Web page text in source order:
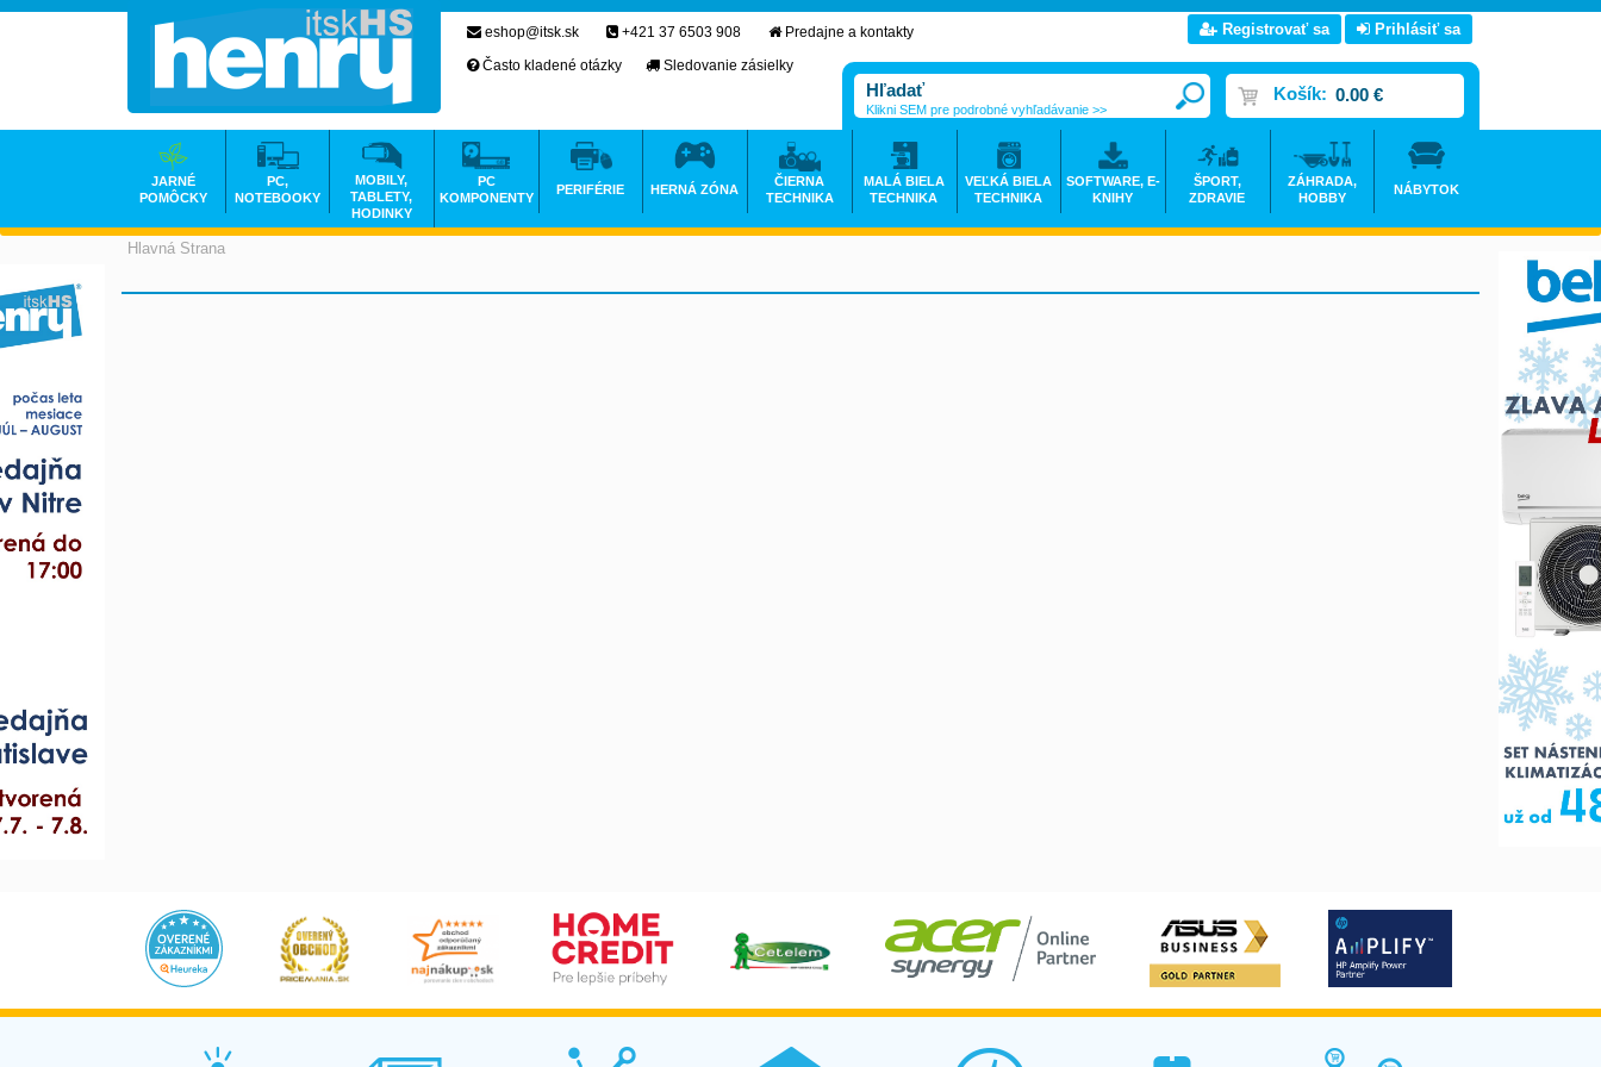
Hlavná Strana
eshop@itsk.sk +421 37 6503 908
Predajne a kontakty
Často kladené otázky
Sledovanie zásielky
Registrovať sa Prihlásiť sa
Košík: 0.00 €
Klikni SEM pre podrobné vyhľadávanie >>
JARNÉ
POMÔCKY
PC,
NOTEBOOKY
MOBILY,
TABLETY,
HODINKY
PC
KOMPONENTY
PERIFÉRIE HERNÁ ZÓNA
ČIERNA
TECHNIKA
MALÁ BIELA
TECHNIKA
VEĽKÁ BIELA
TECHNIKA
SOFTWARE, E-
KNIHY
ŠPORT,
ZDRAVIE
ZÁHRADA,
HOBBY
NÁBYTOK